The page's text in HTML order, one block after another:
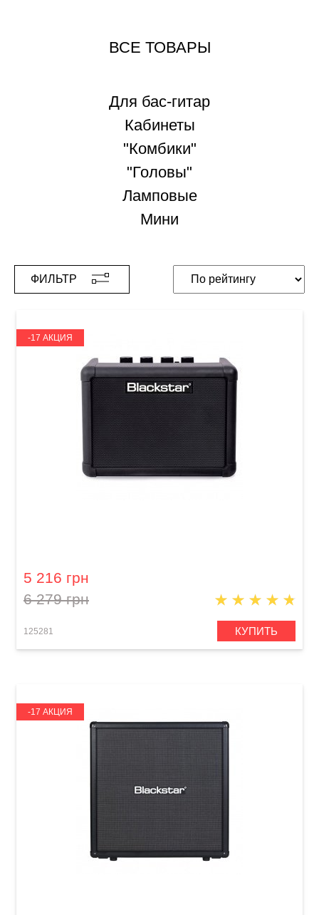
ВСЕ ТОВАРЫ
Для бас-гитар
Кабинеты
"Комбики"
"Головы"
Ламповые
Мини
ФИЛЬТР
-17 АКЦИЯ
5 216 грн
6 279 грн
125281 КУПИТЬ
-17 АКЦИЯ